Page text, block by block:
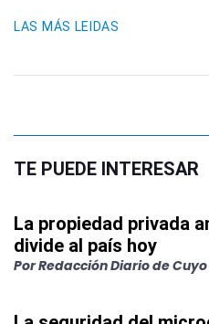
LAS MÁS LEIDAS
TE PUEDE INTERESAR
La propiedad privada
divide al país hoy
PorRedacción Diario de Cuyo